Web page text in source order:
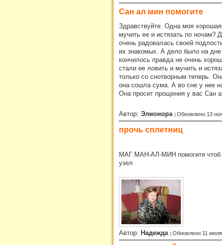
Сан ал мин помогите
Здравствуйте. Одна моя
мучить ее и истязать по ночам?
очень радовалась своей
их знакомых. А дело было на
кончилось правда не очень
стали ее ловить и мучить и
только со снотворным теперь.
она сошла сума. А во сне у нее
Она просит прощения у вас Сан
Автор: Элионора Обновлено 13
прочь сплетниц
МАГ МАН-АЛ-МИН помогите чтоб
узел
Автор: Надежда Обновлено 11